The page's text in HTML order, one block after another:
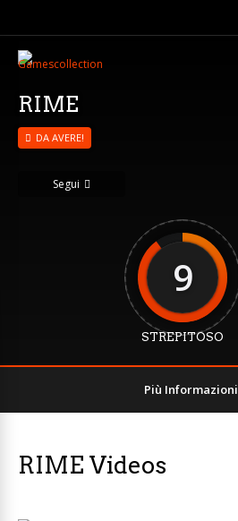
RIME
DA AVERE!
Segui
9
STREPITOSO
Più Informazioni
RIME Videos